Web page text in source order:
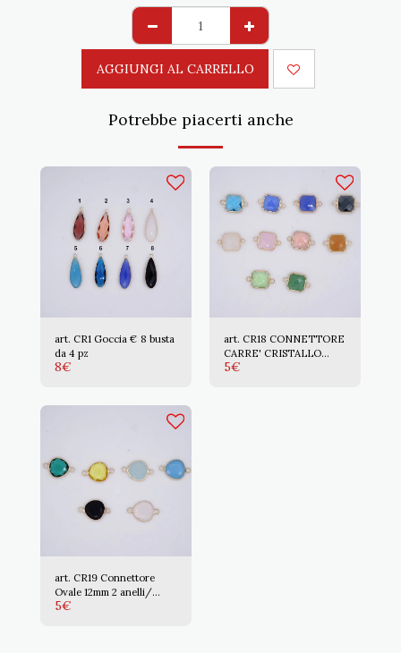
AGGIUNGI AL CARRELLO
Potrebbe piacerti anche
art. CR1 Goccia € 8 busta
da 4 pz
8€
art. CR18 CONNETTORE
CARRE' CRISTALLO
12mm /Z.LQ
5€
art. CR19 Connettore
Ovale 12mm 2 anelli/
Z.LQ
5€